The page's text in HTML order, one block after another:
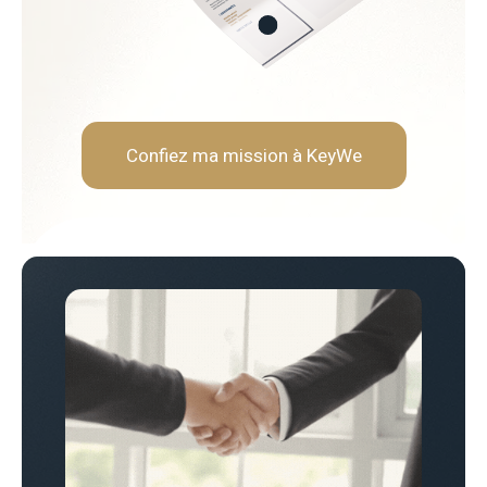
Capacité à vulgariser les
Rigueur et orienté
Confiez ma mission à KeyWe